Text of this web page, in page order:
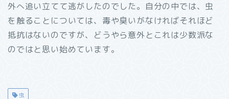
外へ追い立てて逃がしたのでした。自分の中では、虫
を触ることについては、毒や臭いがなければそれほど
抵抗はないのですが、どうやら意外とこれは少数派な
のではと思い始めています。
虫